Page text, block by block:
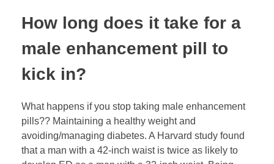
How long does it take for a
male enhancement pill to
kick in?
What happens if you stop taking male enhancement
pills?? Maintaining a healthy weight and
avoiding/managing diabetes. A Harvard study found
that a man with a 42-inch waist is twice as likely to